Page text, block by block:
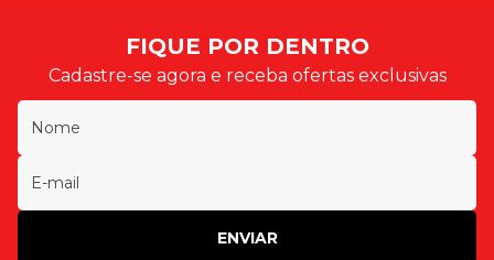
FIQUE POR DENTRO
Cadastre-se agora e receba ofertas exclusivas
ENVIAR